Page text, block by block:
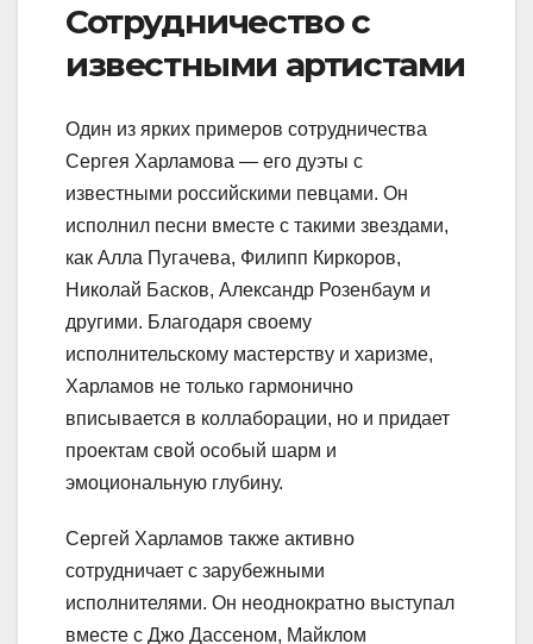
Сотрудничество с
известными артистами
Один из ярких примеров сотрудничества
Сергея Харламова — его дуэты с
известными российскими певцами. Он
исполнил песни вместе с такими звездами,
как Алла Пугачева, Филипп Киркоров,
Николай Басков, Александр Розенбаум и
другими. Благодаря своему
исполнительскому мастерству и харизме,
Харламов не только гармонично
вписывается в коллаборации, но и придает
проектам свой особый шарм и
эмоциональную глубину.
Сергей Харламов также активно
сотрудничает с зарубежными
исполнителями. Он неоднократно выступал
вместе с Джо Дассеном, Майклом